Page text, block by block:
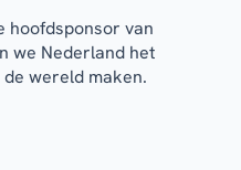
van
we Nederland het
wereld maken.